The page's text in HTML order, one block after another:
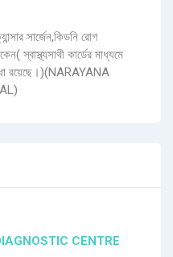
সার্জেন,কিডনি রোগ
স্বাস্থ্যসাথী কার্ডের মাধ্যমে
রয়েছে।)(NARAYANA
CENTRE